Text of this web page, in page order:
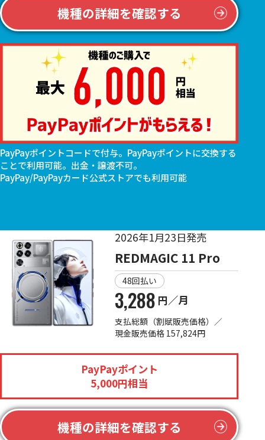
機種の詳細を確認する
PayPayポイントコードで付与。PayPayポイントに交換する
ことで利用可能。出金・譲渡不可。
PayPay/PayPayカード公式ストアでも利用可能
2026年1月23日発売
REDMAGIC 11 Pro
48回払い
3,288 円／月
支払総額（割賦販売価格）／
現金販売価格 157,824円
機種の詳細を確認する
PayPayポイント
5,000円相当